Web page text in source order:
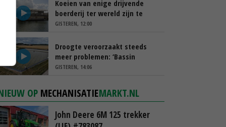
Koeien van enige drijvende
boerderij ter wereld zijn te
koop
GISTEREN, 12:00
Droogte veroorzaakt steeds
meer problemen: ‘Bassin
afgelopen week al leeg’
GISTEREN, 14:06
OP MECHANISATIEMARKT.NL
John Deere 6M 125 trekker